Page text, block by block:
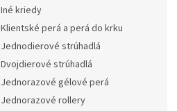
Iné kriedy
Klientské perá a perá do krku
Jednodierové strúhadlá
Dvojdierové strúhadlá
Jednorazové gélové perá
Jednorazové rollery